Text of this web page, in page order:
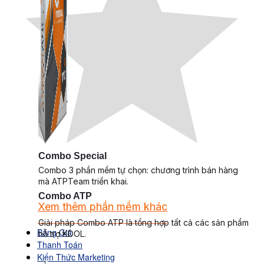
Combo Special
Combo 3 phần mềm tự chọn: chương trình bán hàng
mà ATPTeam triển khai.
Xem thêm phần mềm khác
Xem thêm phần mềm khác
Bảng Giá
Thanh Toán
Kiến Thức Marketing
Combo ATP
Giải pháp Combo ATP là tổng hợp tất cả các sản phẩm
hỗ trợ KDOL.